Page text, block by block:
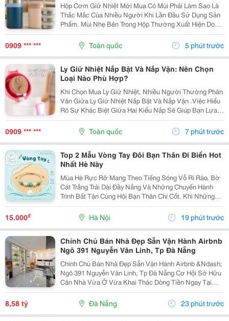
Hộp Cơm Giữ Nhiệt Mới Mua Có Mùi Phải Làm Sao Là
Thắc Mắc Của Nhiều Người Khi Lần Đầu Sử Dụng Sản
Phẩm. Mùi Nhẹ Bên Trong Hộp Thường Xuất Hiện Do
Quá Trình Sản Xuất, Đóng Gói Hoặc Bảo Quản Và
Không Phải Lúc Nào Cũng Là Dấu Hiệu Của Chất Lượng
Kém....
0909 *** *** Toàn quốc 5 phút trước
Ly Giữ Nhiệt Nắp Bật Và Nắp Vặn: Nên Chọn
Loại Nào Phù Hợp?
Khi Chọn Mua Ly Giữ Nhiệt, Nhiều Người Thường Phân
Vân Giữa Ly Giữ Nhiệt Nắp Bật Và Nắp Vặn .Việc Hiểu
Rõ Sự Khác Biệt Giữa Hai Kiểu Nắp Sẽ Giúp Bạn Lựa
Chọn Được Chiếc Ly Phù Hợp Với Nhu Cầu Học Tập,
Làm Việc, Tập Luyện Hay Du Lịch. Hãy Cùng Cozycup...
0909 *** *** Toàn quốc 7 phút trước
Top 2 Mẫu Vòng Tay Đôi Bạn Thân Đi Biển Hot
Nhất Hè Này
Mùa Hè Rực Rỡ Mang Theo Tiếng Sóng Vỗ Rì Rào, Bờ
Cát Trắng Trải Dài Đầy Nắng Và Những Chuyến Hành
Trình Bất Tận Cùng Hội Bạn Thân Chí Cốt. Khi Những
Chiếc Vali Bắt Đầu Được Lấp Đầy Bởi Những Bộ Bikini
Rực Rỡ, Những Chiếc Váy Maxi Thướt Tha Hay
Những...
15.000₫ Hà Nội 19 phút trước
Chính Chủ Bán Nhà Đẹp Sẵn Vận Hành Airbnb
Ngõ 391 Nguyễn Văn Linh, Tp Đà Nẵng
Chính Chủ Bán Nhà Đẹp Sẵn Vận Hành Airbnb &Ndash;
Ngõ 391 Nguyễn Văn Linh, Tp Đà Nẵng Cơ Hội Sở Hữu
Căn Nhà Vừa Ở Vừa Khai Thác Dòng Tiền Ngay Tại
Trung Tâm Đà Nẵng, Nằm Trên Trục Đường Nguyễn Văn
Linh &Ndash; Một Trong Những Tuyến Phố Sầm Uất Và
8,58 tỷ Đà Nẵng 23 phút trước